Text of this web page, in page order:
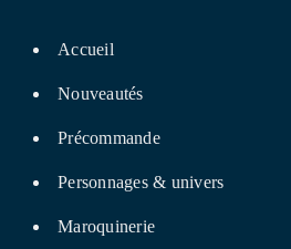
Accueil
Nouveautés
Précommande
Personnages & univers
Maroquinerie